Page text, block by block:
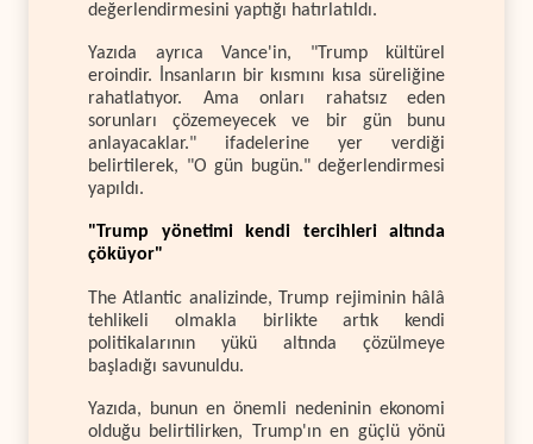
değerlendirmesini yaptığı hatırlatıldı.
Yazıda ayrıca Vance'in, "Trump kültürel
eroindir. İnsanların bir kısmını kısa süreliğine
rahatlatıyor. Ama onları rahatsız eden
sorunları çözemeyecek ve bir gün bunu
anlayacaklar." ifadelerine yer verdiği
belirtilerek, "O gün bugün." değerlendirmesi
yapıldı.
"Trump yönetimi kendi tercihleri altında
çöküyor"
The Atlantic analizinde, Trump rejiminin hâlâ
tehlikeli olmakla birlikte artık kendi
politikalarının yükü altında çözülmeye
başladığı savunuldu.
Yazıda, bunun en önemli nedeninin ekonomi
olduğu belirtilirken, Trump'ın en güçlü yönü